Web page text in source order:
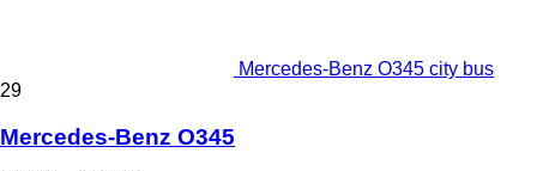
Mercedes-Benz O345 city bus
29
Mercedes-Benz O345